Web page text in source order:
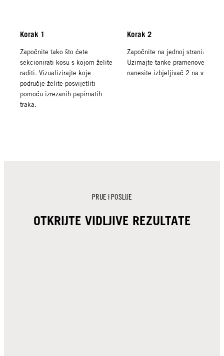
Korak 1
Započnite tako što ćete
sekcionirati kosu s kojom želite
raditi. Vizualizirajte koje
područje želite posvijetliti
pomoću izrezanih papirnatih
traka.
Korak 2
Započnite na jednoj strani:
Uzimajte tanke pramenove i
nanesite izbjeljivač 2 na vrhove.
PRIJE I POSLIJE
OTKRIJTE VIDLJIVE REZULTATE